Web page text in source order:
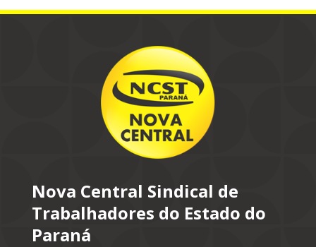
Nova Central Sindical de
Trabalhadores do Estado do
Paraná